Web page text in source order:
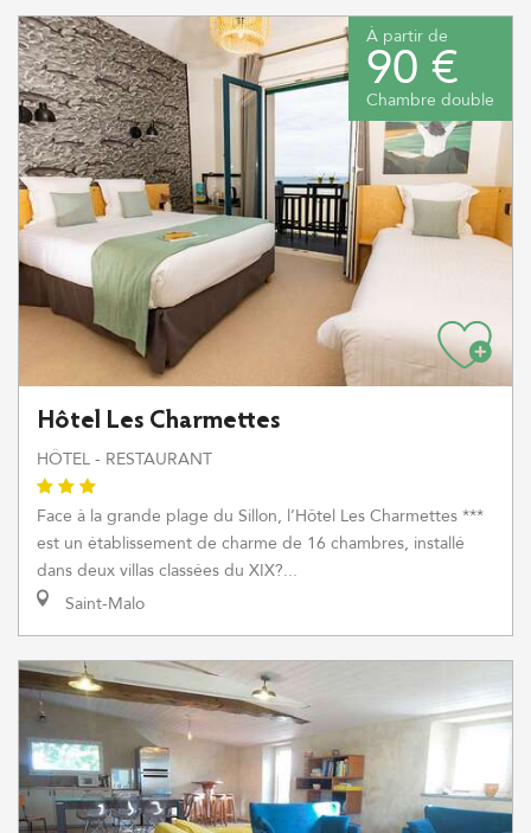
À partir de
90 €
Chambre double
Hôtel Les Charmettes
HÔTEL - RESTAURANT
Face à la grande plage du Sillon, l’Hôtel Les Charmettes ***
est un établissement de charme de 16 chambres, installé
dans deux villas classées du XIX?...
Saint-Malo